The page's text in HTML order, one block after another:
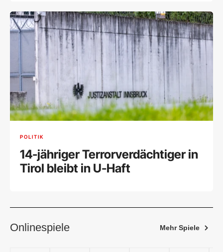
POLITIK
14-jähriger Terrorverdächtiger in
Tirol bleibt in U-Haft
Onlinespiele Mehr Spiele